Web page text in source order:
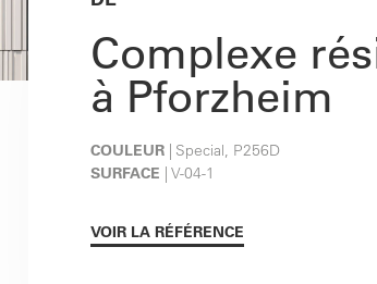
Complexe
à Pforzheim
COULEUR | Special, P256D
SURFACE | V-04-1
VOIR LA RÉFÉRENCE